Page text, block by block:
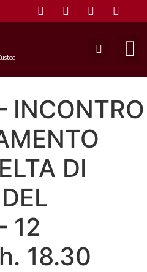
INCONTRO
DI
12
18.30